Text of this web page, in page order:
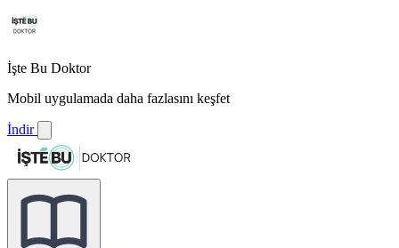
İşte Bu Doktor
Mobil uygulamada daha fazlasını keşfet
İndir